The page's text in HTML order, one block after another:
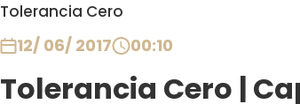
Tolerancia Cero
12/ 06/ 2017 00:10
Tolerancia Cero |